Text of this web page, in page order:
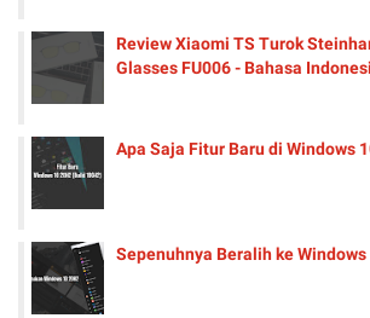
Review Xiaomi TS Turok
Glasses FU006 - Bahasa
Apa Saja Fitur Baru di Windows
Sepenuhnya Beralih ke Windows